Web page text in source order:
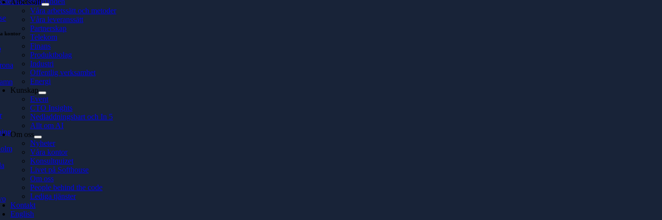
Arbetssätt
Våra arbetssätt och metoder
Våra leveranssätt
Partnerskap
Telekom
Finans
Produktbolag
Industri
Offentlig verksamhet
Energi
Kunskap
Event
CTO Insights
Nedladdningsbart och In 5
Allt om AI
Om oss
Nyheter
Våra kontor
Konsultquizet
Livet på Softhouse
Om oss
People behind the code
Lediga tjänster
Kontakt
English
kontor